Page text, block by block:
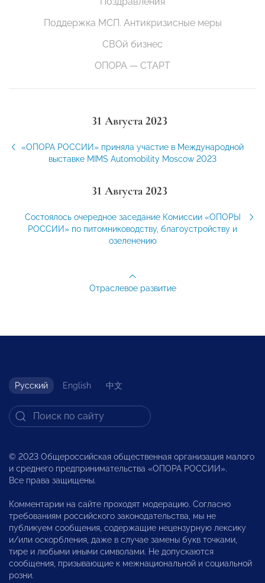
Поддержка МСП. Антикризисные меры
СВОй бизнес
ОПОРА — СТАРТ
31 Августа 2023
«ОПОРА РОССИИ» приняла участие в Международной
выставке MIMS Automobility Moscow 2023
31 Августа 2023
Состоялось очередное заседание Комиссии «ОПОРЫ
РОССИИ» по питомниководству, благоустройству и
озеленению
Отраслевое развитие
Русский English 中文
© 2023 Общероссийская общественная организация малого
и среднего предпринимательства «ОПОРА РОССИИ».
Все права защищены.
Комментарии на сайте проходят модерацию. Согласно
требованиям российского законодательства, мы не
публикуем сообщения, содержащие нецензурную лексику
и/или оскорбления, даже в случае замены букв точками,
тире и любыми иными символами. Не допускаются
сообщения, призывающие к межнациональной и социальной
розни.